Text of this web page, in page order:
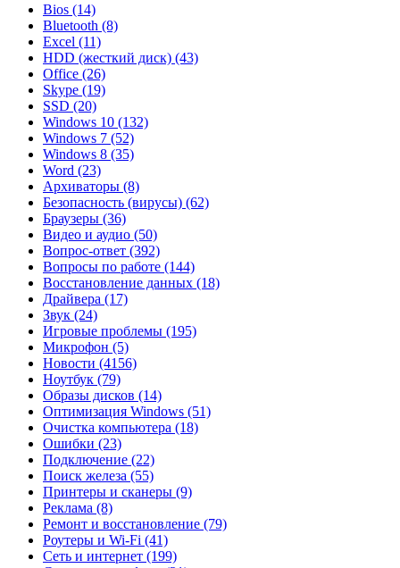
Bios (14)
Bluetooth (8)
Excel (11)
HDD (жесткий диск) (43)
Office (26)
Skype (19)
SSD (20)
Windows 10 (132)
Windows 7 (52)
Windows 8 (35)
Word (23)
Архиваторы (8)
Безопасность (вирусы) (62)
Браузеры (36)
Видео и аудио (50)
Вопрос-ответ (392)
Вопросы по работе (144)
Восстановление данных (18)
Драйвера (17)
Звук (24)
Игровые проблемы (195)
Микрофон (5)
Новости (4156)
Ноутбук (79)
Образы дисков (14)
Оптимизация Windows (51)
Очистка компьютера (18)
Ошибки (23)
Подключение (22)
Поиск железа (55)
Принтеры и сканеры (9)
Реклама (8)
Ремонт и восстановление (79)
Роутеры и Wi-Fi (41)
Сеть и интернет (199)